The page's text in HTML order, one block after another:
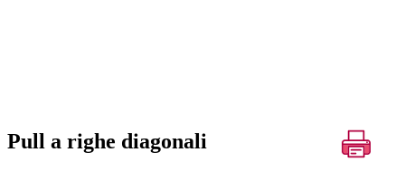
Pull a righe diagonali